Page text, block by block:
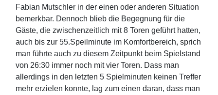
Fabian Mutschler in der einen oder anderen Situation
bemerkbar. Dennoch blieb die Begegnung für die
Gäste, die zwischenzeitlich mit 8 Toren geführt hatten,
auch bis zur 55.Speilminute im Komfortbereich, sprich
man führte auch zu diesem Zeitpunkt beim Spielstand
von 26:30 immer noch mit vier Toren. Dass man
allerdings in den letzten 5 Spielminuten keinen Treffer
mehr erzielen konnte, lag zum einen daran, dass man